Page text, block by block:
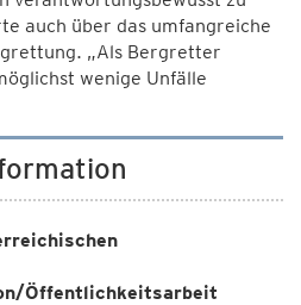
auch über das umfangreiche
„Als Bergretter
wenige Unfälle
Öffentlichkeitsarbeit